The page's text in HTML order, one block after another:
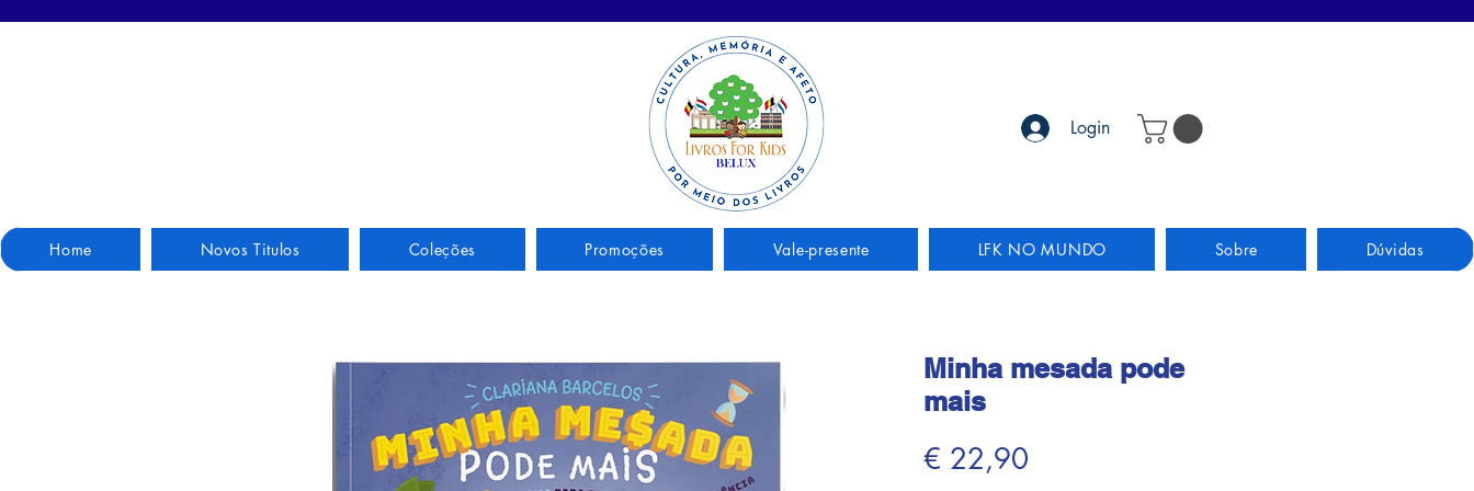
Login
Home Novos Titulos Coleções Promoções Vale-presente LFK NO MUNDO Sobre Dúvidas
Minha mesada pode
mais
€ 22,90